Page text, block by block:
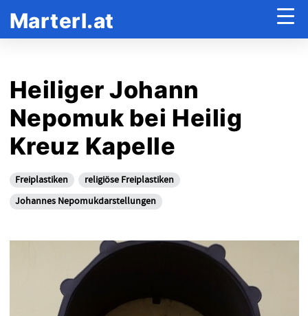
Marterl.at
Heiliger Johann
Nepomuk bei Heilig
Kreuz Kapelle
Freiplastiken
religiöse Freiplastiken
Johannes Nepomukdarstellungen